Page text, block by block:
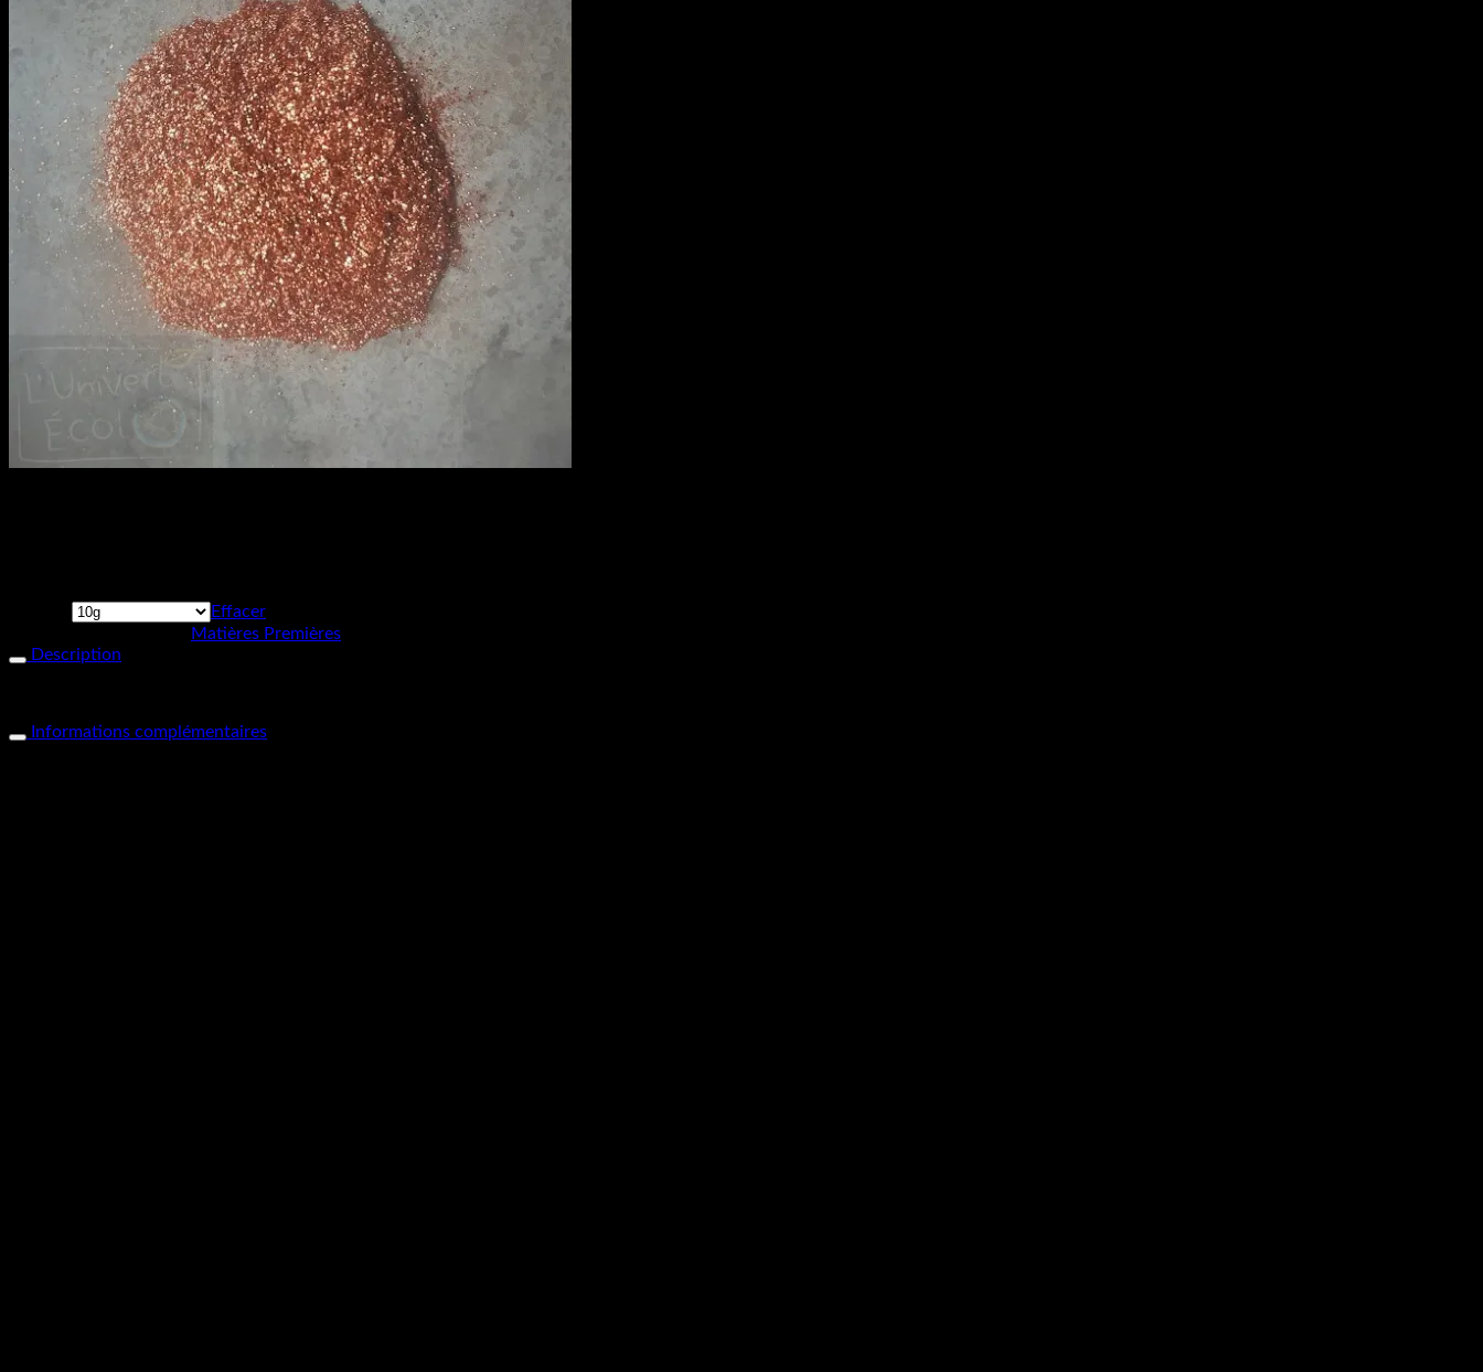
Qui sommes-nous ?
Contactez-nous
Recherche
pour :
Connexion / S’enregistrer
Effacer
Matières Premières
Description
Informations complémentaires